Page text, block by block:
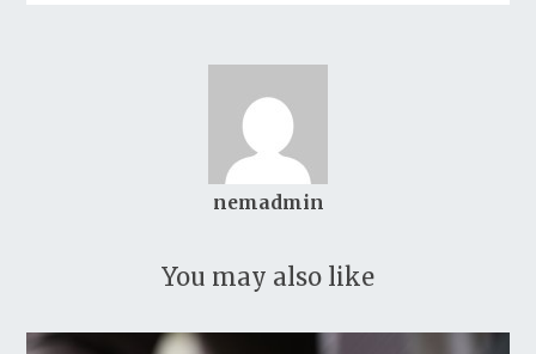
nemadmin
You may also like